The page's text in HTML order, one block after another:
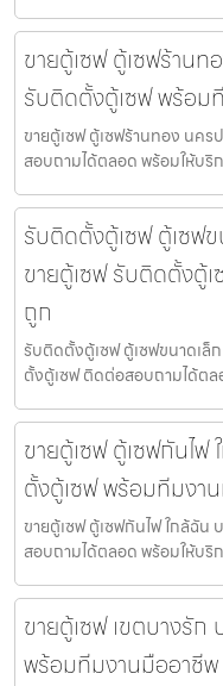
ขายตู้เซฟ ตู้เซฟร้าน
รับติดตั้งตู้เซฟ พร้อม
ขายตู้เซฟ ตู้เซฟร้านทอง นค
สอบถามได้ตลอด พร้อมให้บริ
รับติดตั้งตู้เซฟ ตู้เซฟ
ขายตู้เซฟ รับติดตั้งตู้
ถูก
รับติดตั้งตู้เซฟ ตู้เซฟขนาดเล็
ตั้งตู้เซฟ ติดต่อสอบถามได้ตล
ขายตู้เซฟ ตู้เซฟกันไ
ตั้งตู้เซฟ พร้อมทีมงา
ขายตู้เซฟ ตู้เซฟกันไฟ ใกล้ฉั
สอบถามได้ตลอด พร้อมให้บริ
ขายตู้เซฟ เขตบางรั
พร้อมทีมงานมืออาชีพ